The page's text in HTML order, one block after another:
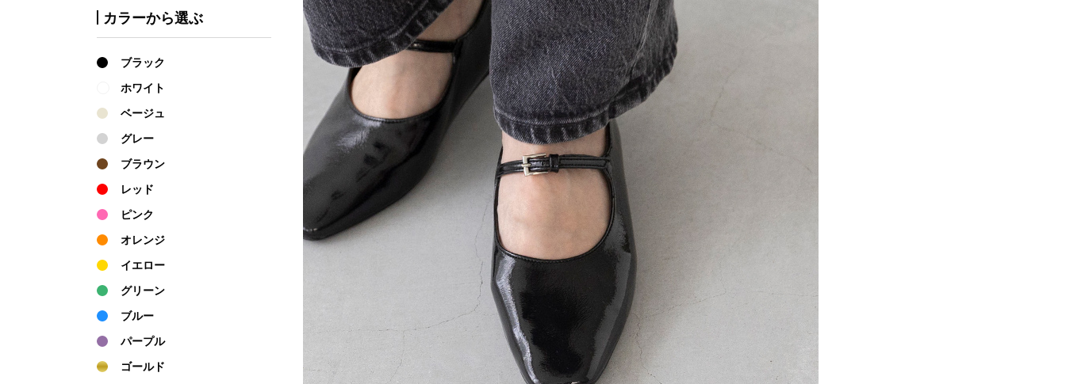
カラーから選ぶ
ブラック
ホワイト
ベージュ
グレー
ブラウン
レッド
ピンク
オレンジ
イエロー
グリーン
ブルー
パープル
ゴールド